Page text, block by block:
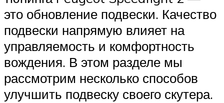
это обновление подвески. Качество
подвески напрямую влияет на
управляемость и комфортность
вождения. В этом разделе мы
рассмотрим несколько способов
улучшить подвеску своего скутера.